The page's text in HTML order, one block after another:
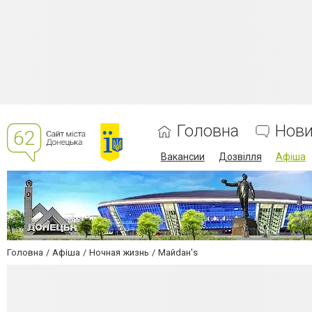
Головна
Вакансии Дозвілля Афіша
Головна Афіша Ночная жизнь Майdан's